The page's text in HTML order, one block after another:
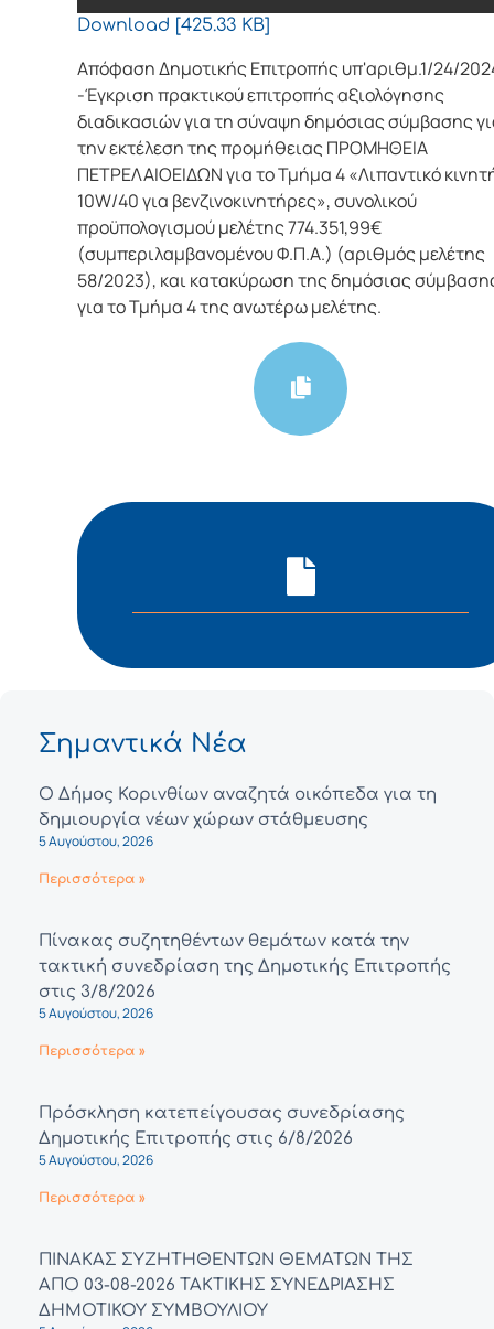
Download [425.33 KB]
Απόφαση Δημοτικής Επιτροπής υπ'αριθμ.1/24/
-Έγκριση πρακτικού επιτροπής αξιολόγησης
διαδικασιών για τη σύναψη δημόσιας σύμβασης
την εκτέλεση της προμήθειας ΠΡΟΜΗΘΕΙΑ
ΠΕΤΡΕΛΑΙΟΕΙΔΩΝ για το Τμήμα 4 «Λιπαντικό
10W/40 για βενζινοκινητήρες», συνολικού
προϋπολογισμού μελέτης 774.351,99€
(συμπεριλαμβανομένου Φ.Π.Α.) (αριθμός μελέτης
58/2023), και κατακύρωση της δημόσιας
για το Τμήμα 4 της ανωτέρω μελέτης.
Σημαντικά Νέα
Ο Δήμος Κορινθίων αναζητά οικόπεδα για τη
δημιουργία νέων χώρων στάθμευσης
5 Αυγούστου, 2026
Περισσότερα »
Πίνακας συζητηθέντων θεμάτων κατά την
τακτική συνεδρίαση της Δημοτικής Επιτροπής
στις 3/8/2026
5 Αυγούστου, 2026
Περισσότερα »
Πρόσκληση κατεπείγουσας συνεδρίασης
Δημοτικής Επιτροπής στις 6/8/2026
5 Αυγούστου, 2026
Περισσότερα »
ΠΙΝΑΚΑΣ ΣΥΖΗΤΗΘΕΝΤΩΝ ΘΕΜΑΤΩΝ ΤΗΣ
ΑΠΟ 03-08-2026 ΤΑΚΤΙΚΗΣ ΣΥΝΕΔΡΙΑΣΗΣ
ΔΗΜΟΤΙΚΟΥ ΣΥΜΒΟΥΛΙΟΥ